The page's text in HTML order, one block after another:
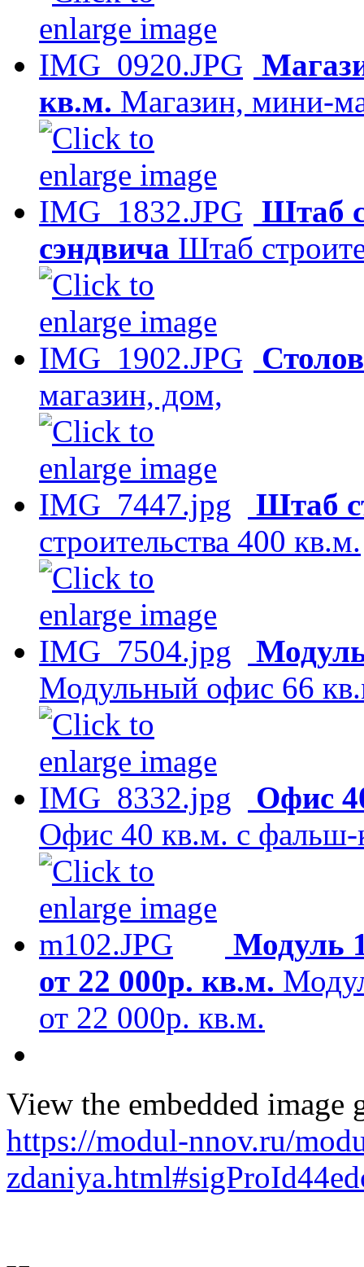
кв.м. Магазин, мини-
Штаб
сэндвича Штаб
магазин, дом,
Штаб
строительства 400 кв.м.
Модульный офис 66
Офис
Офис 40 кв.м. с
Модуль
от 22 000р. кв.м.
от 22 000р. кв.м.
View the embedded image
https://modul-nnov.ru/